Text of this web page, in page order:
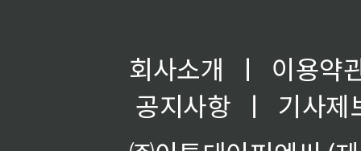
회사소개 ㅣ
이용약
공지사항
ㅣ
기사제